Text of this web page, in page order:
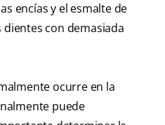
encías y el esmalte de
con demasiada
ocurre en la
puede